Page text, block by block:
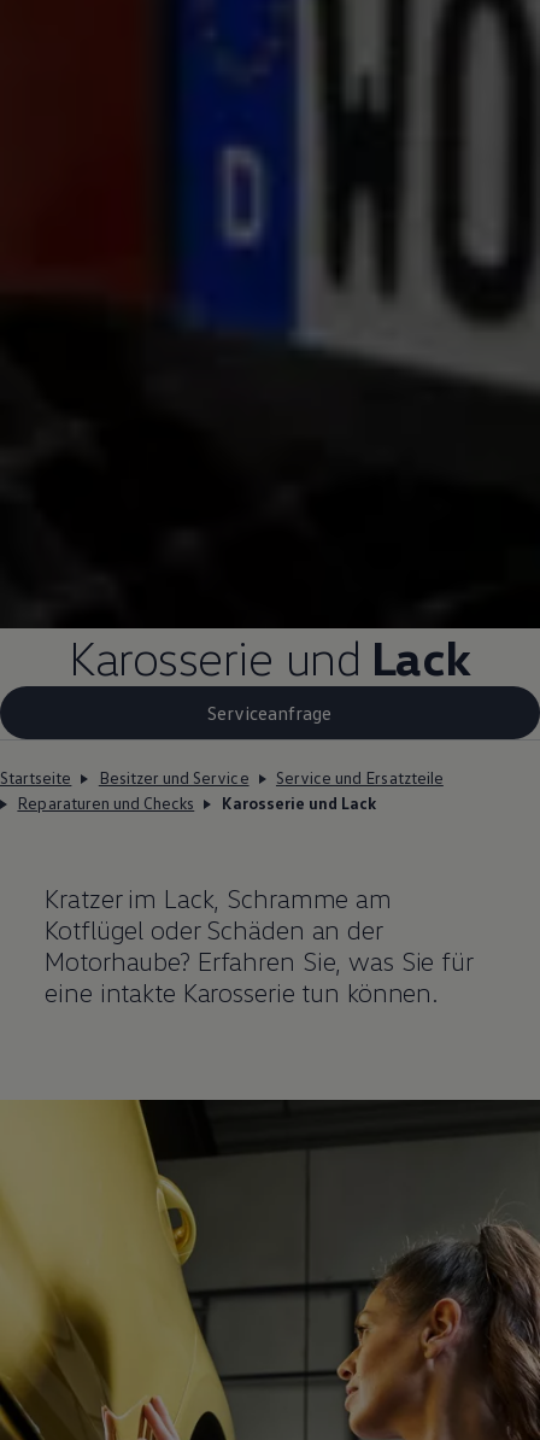
Karosserie und Lack
Serviceanfrage
Startseite Besitzer und Service
Service und Ersatzteile
Reparaturen und Checks
Karosserie und Lack
Kratzer im Lack, Schramme am
Kotflügel oder Schäden an der
Motorhaube? Erfahren Sie, was Sie für
eine intakte Karosserie tun können.